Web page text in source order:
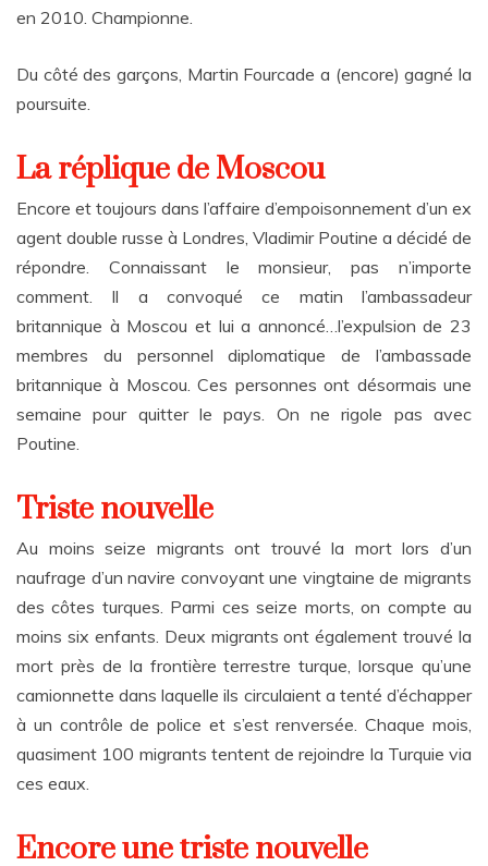
en 2010. Championne.
Du côté des garçons, Martin Fourcade a (encore) gagné la
poursuite.
La réplique de Moscou
Encore et toujours dans l’affaire d’empoisonnement d’un ex
agent double russe à Londres, Vladimir Poutine a décidé de
répondre. Connaissant le monsieur, pas n’importe
comment. Il a convoqué ce matin l’ambassadeur
britannique à Moscou et lui a annoncé…l’expulsion de 23
membres du personnel diplomatique de l’ambassade
britannique à Moscou. Ces personnes ont désormais une
semaine pour quitter le pays. On ne rigole pas avec
Poutine.
Triste nouvelle
Au moins seize migrants ont trouvé la mort lors d’un
naufrage d’un navire convoyant une vingtaine de migrants
des côtes turques. Parmi ces seize morts, on compte au
moins six enfants. Deux migrants ont également trouvé la
mort près de la frontière terrestre turque, lorsque qu’une
camionnette dans laquelle ils circulaient a tenté d’échapper
à un contrôle de police et s’est renversée. Chaque mois,
quasiment 100 migrants tentent de rejoindre la Turquie via
ces eaux.
Encore une triste nouvelle